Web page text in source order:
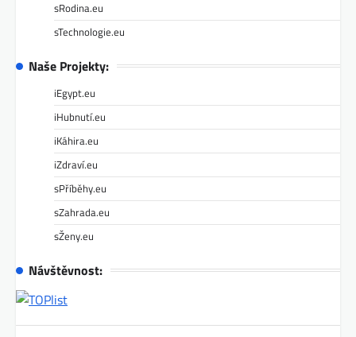
sRodina.eu
sTechnologie.eu
Naše Projekty:
iEgypt.eu
iHubnutí.eu
iKáhira.eu
iZdraví.eu
sPříběhy.eu
sZahrada.eu
sŽeny.eu
Návštěvnost: